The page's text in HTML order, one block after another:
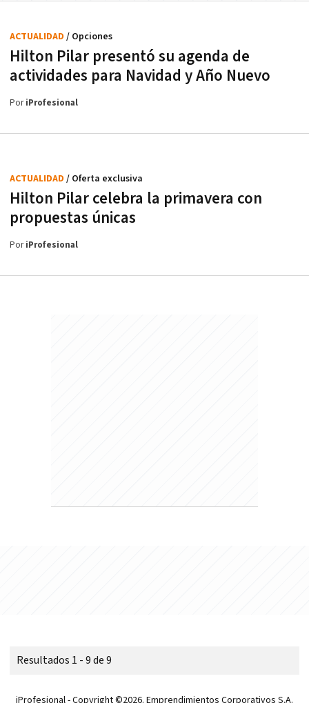
Hilton Pilar presentó su agenda de
actividades para Navidad y Año Nuevo
ACTUALIDAD / Opciones
PoriProfesional
Hilton Pilar celebra la primavera con
propuestas únicas
ACTUALIDAD / Oferta exclusiva
PoriProfesional
Resultados 1 - 9 de 9
iProfesional - Copyright ©2026. Emprendimientos Corporativos S.A.